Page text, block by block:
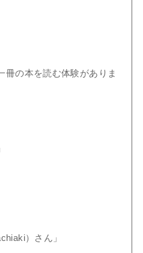
冊の本を読む体験がありま
）さん」